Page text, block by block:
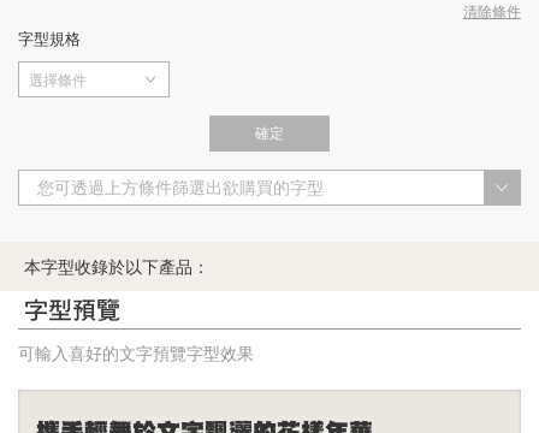
清除條件
字型規格
選擇條件
確定
您可透過上方條件篩選出欲購買的字型
本字型收錄於以下產品：
字型預覽
可輸入喜好的文字預覽字型效果